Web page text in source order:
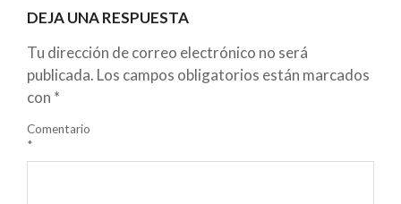
DEJA UNA RESPUESTA
Tu dirección de correo electrónico no será
publicada. Los campos obligatorios están marcados
con *
Comentario
*